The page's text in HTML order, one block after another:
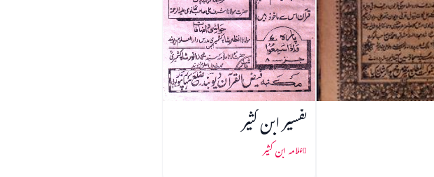
تفسیر ابن کثیر
علامہ ابن کثیر